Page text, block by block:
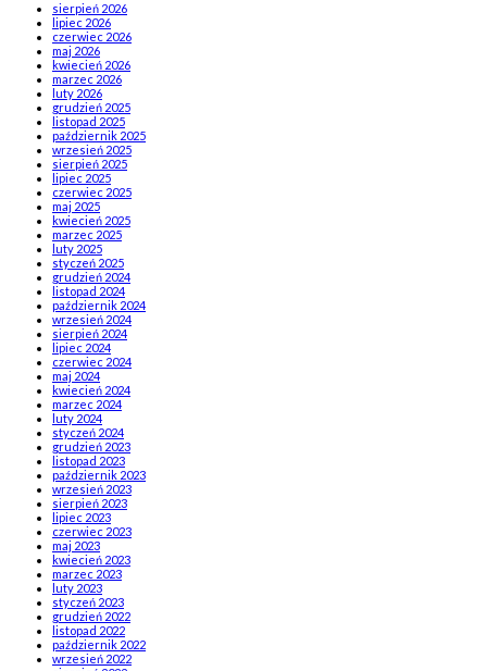
sierpień 2026
lipiec 2026
czerwiec 2026
maj 2026
kwiecień 2026
marzec 2026
luty 2026
grudzień 2025
listopad 2025
październik 2025
wrzesień 2025
sierpień 2025
lipiec 2025
czerwiec 2025
maj 2025
kwiecień 2025
marzec 2025
luty 2025
styczeń 2025
grudzień 2024
listopad 2024
październik 2024
wrzesień 2024
sierpień 2024
lipiec 2024
czerwiec 2024
maj 2024
kwiecień 2024
marzec 2024
luty 2024
styczeń 2024
grudzień 2023
listopad 2023
październik 2023
wrzesień 2023
sierpień 2023
lipiec 2023
czerwiec 2023
maj 2023
kwiecień 2023
marzec 2023
luty 2023
styczeń 2023
grudzień 2022
listopad 2022
październik 2022
wrzesień 2022